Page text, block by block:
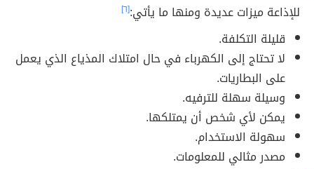
للإذاعة ميزات عديدة ومنها ما يأتي:[٦]
قليلة التكلفة.
لا تحتاج إلى الكهرباء في حال امتلاك المذياع الذي يعمل
على البطاريات.
وسيلة سهلة للترفيه.
يمكن لأي شخص أن يمتلكها.
سهولة الاستخدام.
مصدر مثالي للمعلومات.